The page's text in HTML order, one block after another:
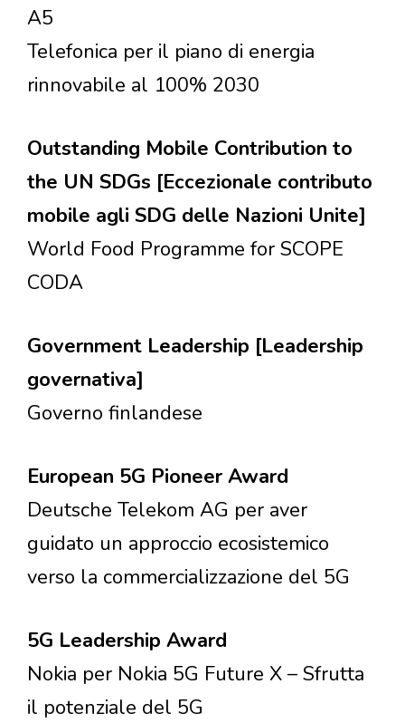
A5
Telefonica per il piano di energia
rinnovabile al 100% 2030
Outstanding Mobile Contribution to
the UN SDGs [Eccezionale contributo
mobile agli SDG delle Nazioni Unite]
World Food Programme for SCOPE
CODA
Government Leadership [Leadership
governativa]
Governo finlandese
European 5G Pioneer Award
Deutsche Telekom AG per aver
guidato un approccio ecosistemico
verso la commercializzazione del 5G
5G Leadership Award
Nokia per Nokia 5G Future X – Sfrutta
il potenziale del 5G